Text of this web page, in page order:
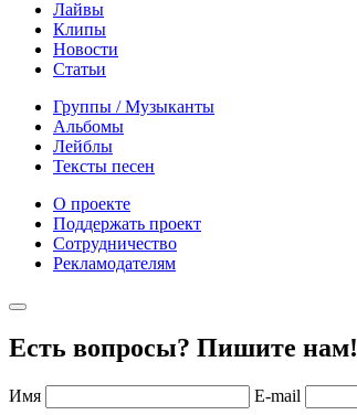
Лайвы
Клипы
Новости
Статьи
Группы / Музыканты
Альбомы
Лейблы
Тексты песен
О проекте
Поддержать проект
Сотрудничество
Рекламодателям
Есть вопросы? Пишите нам!
Имя E-mail